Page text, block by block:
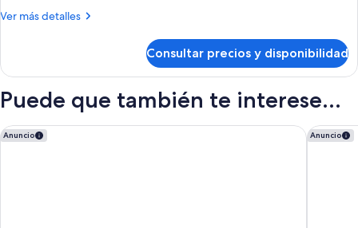
cama
grande,
accesible
para
con
Ver más detalles
Más
estándar,
cama
matrimonio
grande,
Consultar precios y disponibilidad
Puede que también te interese...
Anuncio
Accent Inns Vancouver Airport Anuncio
Accent